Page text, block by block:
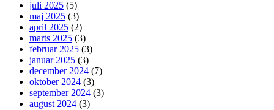
juli 2025 (5)
maj 2025 (3)
april 2025 (2)
marts 2025 (3)
februar 2025 (3)
januar 2025 (3)
december 2024 (7)
oktober 2024 (3)
september 2024 (3)
august 2024 (3)